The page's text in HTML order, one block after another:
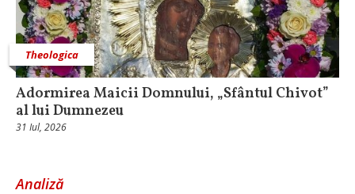
Theologica
Adormirea Maicii Domnului, „Sfântul Chivot”
al lui Dumnezeu
31 Iul, 2026
Analiză